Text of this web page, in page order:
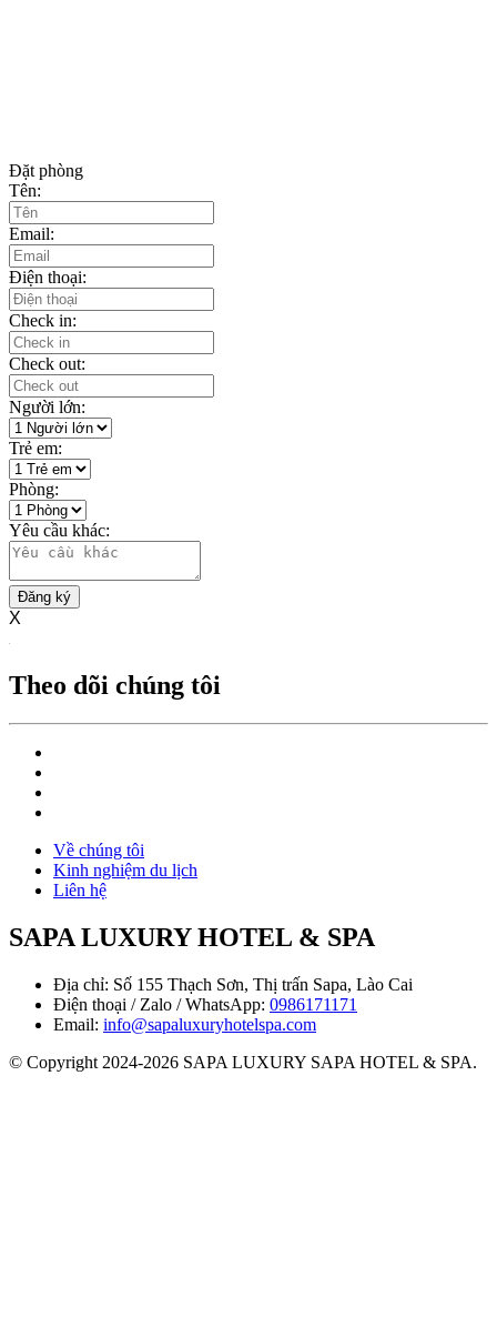
Đặt phòng
Tên:
Email:
Điện thoại:
Check in:
Check out:
Người lớn:
Trẻ em:
Phòng:
Yêu cầu khác:
Đăng ký
X
Theo dõi chúng tôi
Về chúng tôi
Kinh nghiệm du lịch
Liên hệ
SAPA LUXURY HOTEL & SPA
Địa chỉ: Số 155 Thạch Sơn, Thị trấn Sapa, Lào Cai
Điện thoại / Zalo / WhatsApp: 0986171171
Email: info@sapaluxuryhotelspa.com
© Copyright 2024-2026 SAPA LUXURY SAPA HOTEL & SPA.